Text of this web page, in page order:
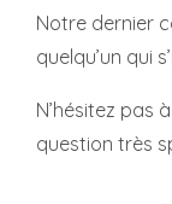
Notre dernier
quelqu’un qui
N’hésitez pas
question très